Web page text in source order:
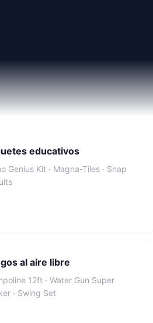
educativos
Genius Kit · Magna-Tiles · Snap
al aire libre
12ft · Water Gun Super
· Swing Set